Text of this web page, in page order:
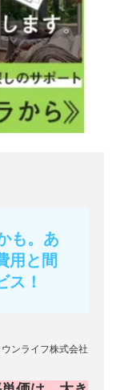
も。あ
用と間
ス！
ンライフ株式会社